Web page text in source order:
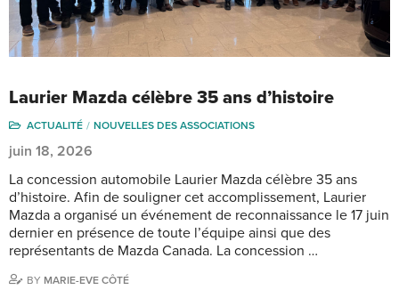
Laurier Mazda célèbre 35 ans d’histoire
ACTUALITÉ NOUVELLES DES ASSOCIATIONS
juin 18, 2026
La concession automobile Laurier Mazda célèbre 35 ans
d’histoire. Afin de souligner cet accomplissement, Laurier
Mazda a organisé un événement de reconnaissance le 17 juin
dernier en présence de toute l’équipe ainsi que des
représentants de Mazda Canada. La concession …
BY MARIE-EVE CÔTÉ